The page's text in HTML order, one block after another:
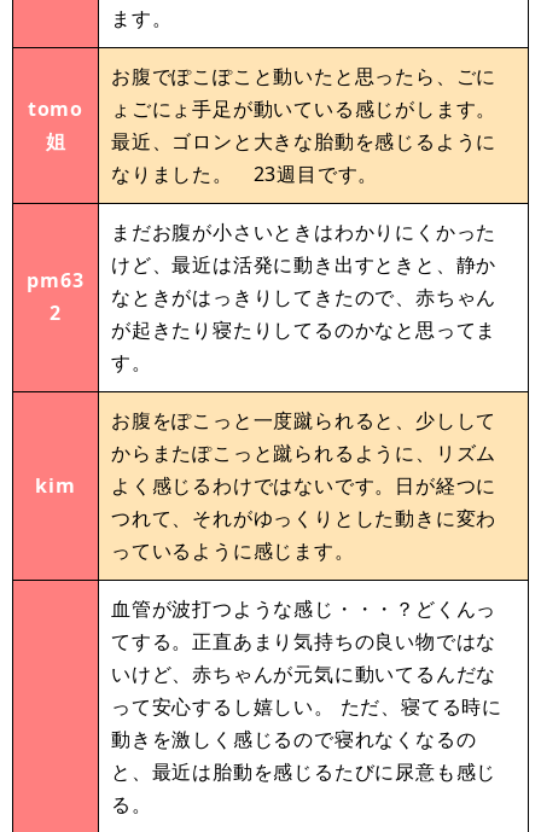
ます。
tomo
姐
お腹でぽこぽこと動いたと思ったら、ごに
ょごにょ手足が動いている感じがします。
最近、ゴロンと大きな胎動を感じるように
なりました。 23週目です。
pm63
2
まだお腹が小さいときはわかりにくかった
けど、最近は活発に動き出すときと、静か
なときがはっきりしてきたので、赤ちゃん
が起きたり寝たりしてるのかなと思ってま
す。
kim
お腹をぽこっと一度蹴られると、少しして
からまたぽこっと蹴られるように、リズム
よく感じるわけではないです。日が経つに
つれて、それがゆっくりとした動きに変わ
っているように感じます。
血管が波打つような感じ・・・？どくんっ
てする。正直あまり気持ちの良い物ではな
いけど、赤ちゃんが元気に動いてるんだな
って安心するし嬉しい。 ただ、寝てる時に
動きを激しく感じるので寝れなくなるの
と、最近は胎動を感じるたびに尿意も感じ
る。